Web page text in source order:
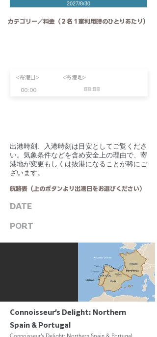
<寄港日>
00:00 88:88
<寄港地>
2027/8/30
カテゴリー／料金（２名１室利用時のひとりあたり）
​出港時刻、入港時刻は目安としてご覧くださ
い。気象条件などを含め安全上の理由で、寄
港地が変更もしくは抜港になることが稀にご
ざいます。
航路表（上のボタンより出港日をお選びください）
DATE
PORT
Connoisseur’s Delight: Northern
Spain & Portugal
Connoisseur’s Delight: Northern Spain & Portugal